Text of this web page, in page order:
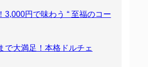
3,000円で味わう “ 至福のコー
で大満足！本格ドルチェ